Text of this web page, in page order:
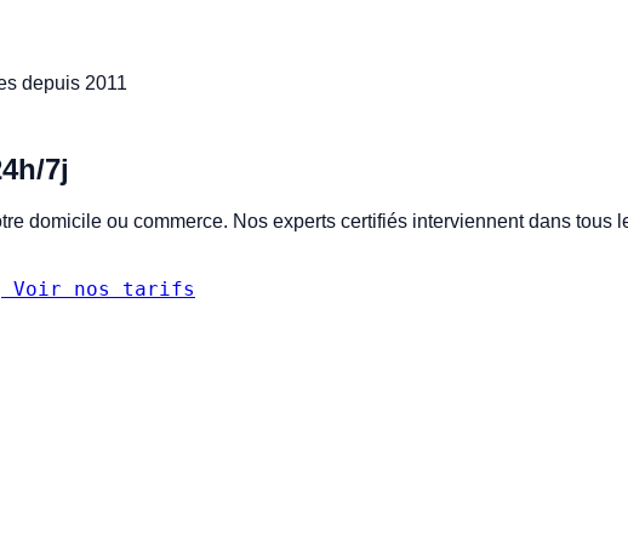
depuis 2011
7j
domicile ou commerce. Nos experts certifiés interviennent dans
Voir nos tarifs